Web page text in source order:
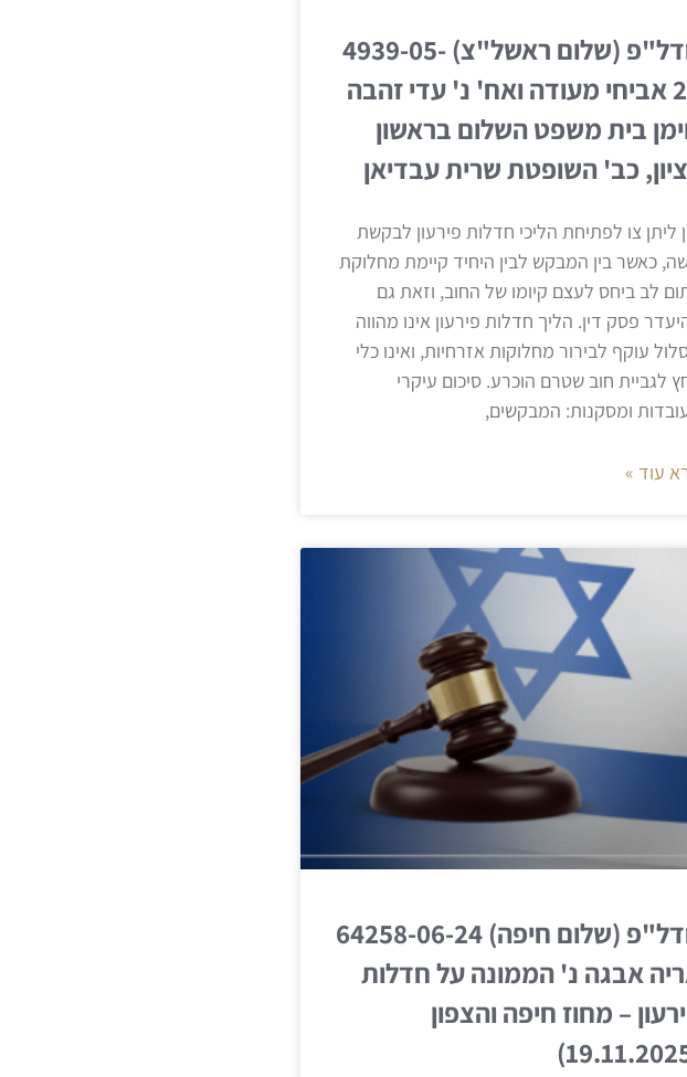
חדל"פ (שלום ראשל"צ) 4939-05-
24 אביחי מעודה ואח' נ' עדי זהבה
בית משפט השלום בראשון
כב' השופטת שרית עבדיאן
ליתן צו לפתיחת הליכי חדלות פירעון לבקשת
כאשר בין המבקש לבין היחיד קיימת מחלוקת
לב ביחס לעצם קיומו של החוב, וזאת גם
פסק דין. הליך חדלות פירעון אינו מהווה
עוקף לבירור מחלוקות אזרחיות, ואינו כלי
לגביית חוב שטרם הוכרע. סיכום עיקרי
ומסקנות: המבקשים,
עוד »
חדל"פ (שלום חיפה) 64258-06-24
אבגה נ' הממונה על חדלות
– מחוז חיפה והצפון